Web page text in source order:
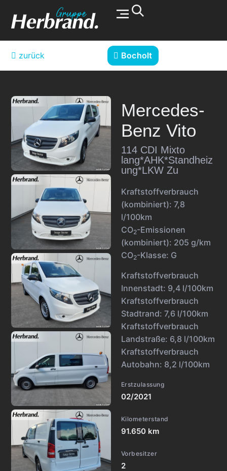
zurück Bocholt
Mercedes-
Benz Vito
114 CDI Mixto
lang*AHK*Standheiz
ung*LKW Zu
Kraftstoffverbrauch
(kombiniert): 7,8
l/100km
CO2-Emissionen
(kombiniert): 205 g/km
CO2-Klasse: G
Kraftstoffverbrauch
Innenstadt: 9,4 l/100km
Kraftstoffverbrauch
Stadtrand: 7,6 l/100km
Kraftstoffverbrauch
Landstraße: 6,8 l/100km
Kraftstoffverbrauch
Autobahn: 8,2 l/100km
Erstzulassung
02/2021
Kilometerstand
91.650 km
Vorbesitzer
2